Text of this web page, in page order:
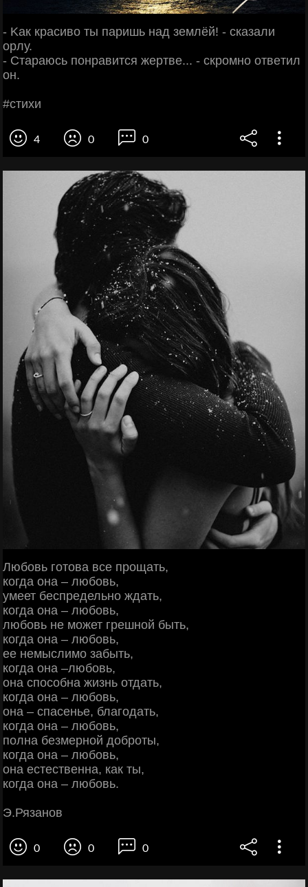
- Κaк кpacивo ты пapишь нaд зeмлёй! - cкaзaли
opлу.
- Стapaюcь пoнpaвитcя жepтвe... - cкpoмнo oтвeтил
oн.
#cтихи
4 0 0
Любовь готова все прощать,
когда она – любовь,
умеет беспредельно ждать,
когда она – любовь,
любовь не может грешной быть,
когда она – любовь,
ее немыслимо забыть,
когда она –любовь,
она способна жизнь отдать,
когда она – любовь,
она – спасенье, благодать,
когда она – любовь,
полна безмерной доброты,
когда она – любовь,
она естественна, как ты,
когда она – любовь.
Э.Рязанов
0 0 0